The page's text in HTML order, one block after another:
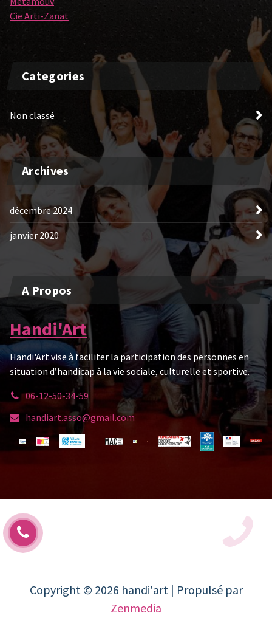
Cie Arti-Zanat
Categories
Non classé
Archives
décembre 2024
janvier 2020
A Propos
Handi'Art
Handi'Art vise à faciliter la participation des personnes en
situation d’handicap à la vie sociale, culturelle et sportive.
06-12-50-34-59
handiart.asso@gmail.com
Copyright © 2026 handi'art | Propulsé par
Zenmedia